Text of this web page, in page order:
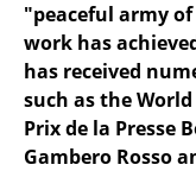
"peaceful army
work has
has received
such as the
Prix de la Presse
Gambero Rosso